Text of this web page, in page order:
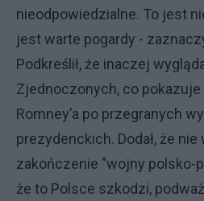
nieodpowiedzialne. To jest
jest warte pogardy -
Podkreślił, że inaczej
Zjednoczonych, co
Romney’a po przegranych
prezydenckich. Dodał, że
zakończenie "wojny polsko-
że to Polsce szkodzi,